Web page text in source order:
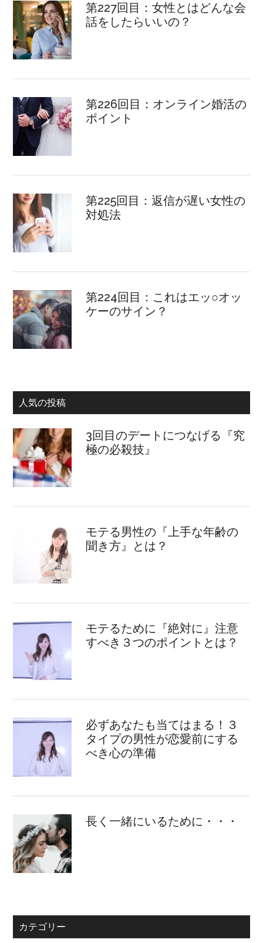
第227回目：女性とはどんな会
話をしたらいいの？
第226回目：オンライン婚活の
ポイント
第225回目：返信が遅い女性の
対処法
第224回目：これはエッ○オッ
ケーのサイン？
人気の投稿
3回目のデートにつなげる『究
極の必殺技』
モテる男性の『上手な年齢の
聞き方』とは？
モテるために『絶対に』注意
すべき３つのポイントとは？
必ずあなたも当てはまる！３
タイプの男性が恋愛前にする
べき心の準備
長く一緒にいるために・・・
カテゴリー